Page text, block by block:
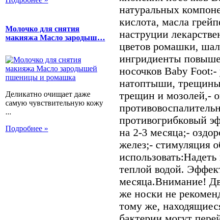
Молочко для снятия
макияжа Масло зародыш…
Деликатно очищает даже
самую чувствительную кожу
...
Подробнее »
натуральных
кислота, масла
наструции
цветов ромашки,
ингридиенты
носочков Baby
натоптыши,
трещин и мозолей,-
противогрибковый
на 2-3 месяца;-
желез;- стимуляция
теплой водой.
месяца.Внимание!
же носки не
тому же,